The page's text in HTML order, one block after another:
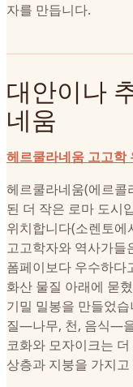
자를 만듭니다.
대안이나
네움
헤르쿨라네움 고고학
헤르쿨라네움(에르콜
된 더 작은 로마 도시
위치합니다(소렌토에
고고학자와 역사가들
폼페이보다 우수하다
화산 물질 아래에 묻
기밀 밀봉을 만들었
질—나무, 천, 음식—
코화와 모자이크는
상층과 지붕을 가지